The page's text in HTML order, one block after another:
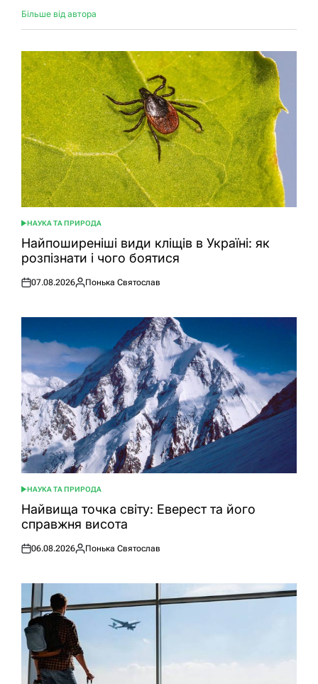
Більше від автора
ОПУБЛІКУВАТИ
У
НАУКА ТА ПРИРОДА
Найпоширеніші види кліщів в Україні: як
розпізнати і чого боятися
Оприлюднено
07.08.2026
Опубліковано
Понька Святослав
ОПУБЛІКУВАТИ
У
НАУКА ТА ПРИРОДА
Найвища точка світу: Еверест та його
справжня висота
Оприлюднено
06.08.2026
Опубліковано
Понька Святослав